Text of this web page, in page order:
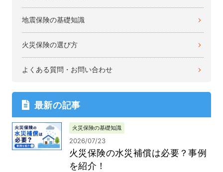
地震保険の基礎知識
火災保険の選び方
よくある質問・お問い合わせ
最新の記事
火災保険の基礎知識
2026/07/23
火災保険の水災補償は必要？事例
を紹介！